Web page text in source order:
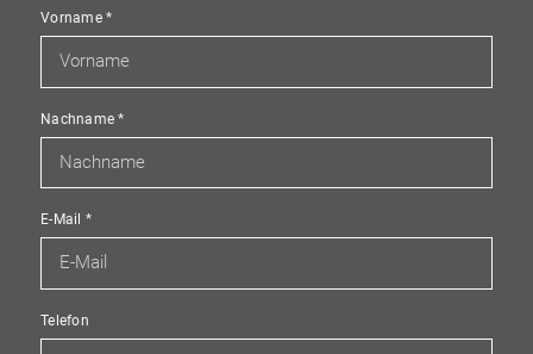
Vorname*
Nachname*
E-Mail *
Telefon